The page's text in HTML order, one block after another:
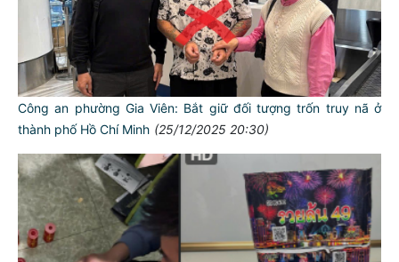
Công an phường Gia Viên: Bắt giữ đối tượng trốn truy nã ở
thành phố Hồ Chí Minh (25/12/2025 20:30)